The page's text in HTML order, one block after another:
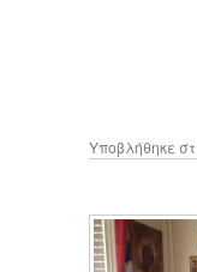
Υποβλήθηκε